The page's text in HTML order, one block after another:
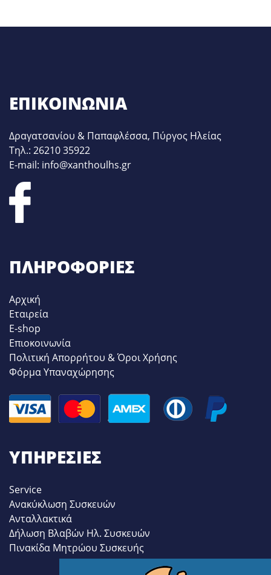
ΕΠΙΚΟΙΝΩΝΊΑ
Δραγατσανίου & Παπαφλέσσα, Πύργος Ηλείας
Τηλ.: 26210 35922
E-mail: info@xanthoulhs.gr
ΠΛΗΡΟΦΟΡΊΕΣ
Αρχική
Εταιρεία
E-shop
Επιοκοινωνία
Πολιτική Απορρήτου & Όροι Χρήσης
Φόρμα Υπαναχώρησης
ΥΠΗΡΕΣΊΕΣ
Service
Ανακύκλωση Συσκευών
Ανταλλακτικά
Δήλωση Βλαβών Ηλ. Συσκευών
Πινακίδα Μητρώου Συσκευής